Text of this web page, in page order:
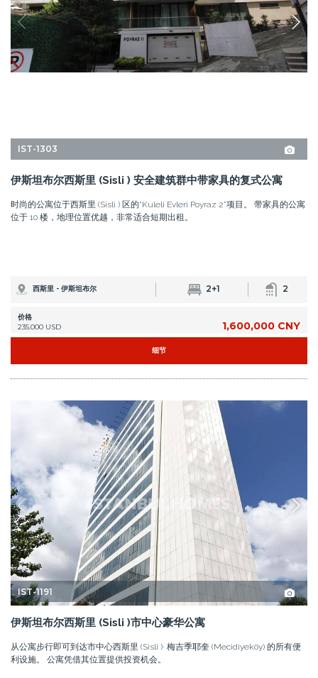
西斯里 - 伊斯坦布尔 2+1
价格
235.000 USD
1,600,000 CNY
IST-1191
伊斯坦布尔西斯里 (Sisli )市中心豪华公寓
西斯里 - 伊斯坦布尔 0+1, 1+1, 2+1, 3+1
价格
403.000 USD
12个月 分期付款 2,700,000 CNY
细节
< 1 2 >
认识我们的专业团队